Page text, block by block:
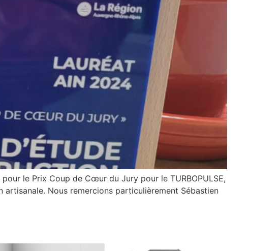
le Prix Coup de Cœur du Jury pour le TURBOPULSE,
artisanale. Nous remercions particulièrement Sébastien